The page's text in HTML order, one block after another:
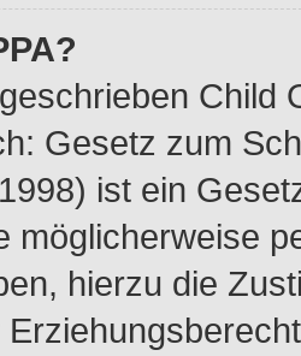
Child
Gesetz zum
ist ein
möglicherweise
hierzu die